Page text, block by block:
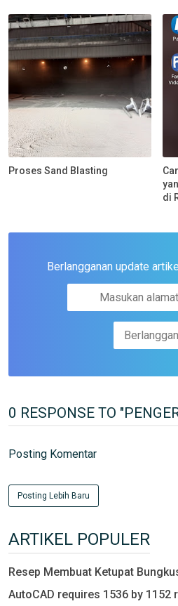
Proses Sand Blasting
di
Berlangganan update
0 RESPONSE TO
Posting Komentar
Posting Lebih Baru
ARTIKEL POPULER
Resep Membuat Ketupat
AutoCAD requires 1536 by